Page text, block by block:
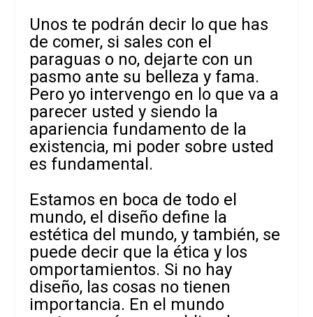
Unos te podrán decir lo que has
de comer, si sales con el
paraguas o no, dejarte con un
pasmo ante su belleza y fama.
Pero yo intervengo en lo que va a
parecer usted y siendo la
apariencia fundamento de la
existencia, mi poder sobre usted
es fundamental.
Estamos en boca de todo el
mundo, el diseño define la
estética del mundo, y también, se
puede decir que la ética y los
omportamientos. Si no hay
diseño, las cosas no tienen
importancia. En el mundo